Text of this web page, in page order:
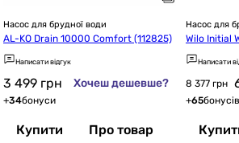
Насос для брудної води
AL-KO Drain 10000 Comfort (112825)
Написати відгук
3 499 грн Хочеш дешевше?
+34бонуси
Купити Про товар
Насос для
Wilo Initial
Написати
8 377 грн
+65бонусів